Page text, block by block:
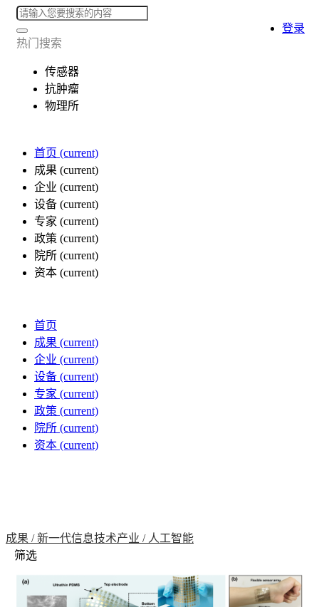
热门搜索
传感器
抗肿瘤
物理所
首页 (current)
成果 (current)
企业 (current)
设备 (current)
专家 (current)
政策 (current)
院所 (current)
资本 (current)
登录
首页
成果 (current)
企业 (current)
设备 (current)
专家 (current)
政策 (current)
院所 (current)
资本 (current)
成果 /新一代信息技术产业 / 人工智能
筛选